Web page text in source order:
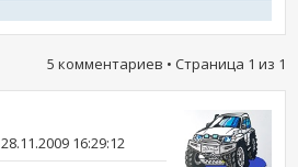
5 комментариев • Страница 1 из 1
28.11.2009 16:29:12